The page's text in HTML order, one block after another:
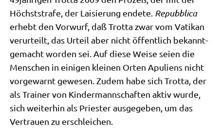
Höchst­stra­fe, der Lai­sie­rung ende­te. Repubbli­ca
erhebt den Vor­wurf, daß Trot­ta zwar vom Vati­kan
ver­ur­teilt, das Urteil aber nicht öffent­lich bekannt­
ge­macht wor­den sei. Auf die­se Wei­se sei­en die
Men­schen in eini­gen klei­nen Orten Apu­li­ens nicht
vor­ge­warnt gewe­sen. Zudem habe sich Trot­ta, der
als Trai­ner von Kin­der­mann­schaf­ten aktiv wur­de,
sich wei­ter­hin als Prie­ster aus­ge­ge­ben, um das
Ver­trau­en zu erschleichen.